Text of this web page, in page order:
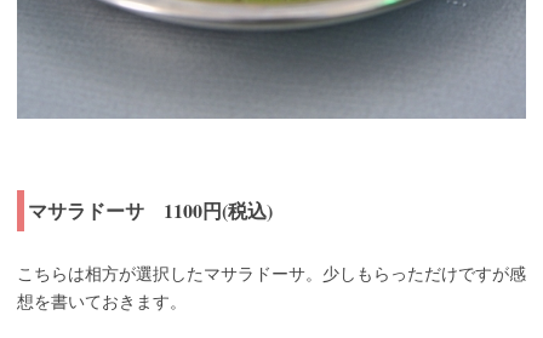
マサラドーサ 1100円(税込)
こちらは相方が選択したマサラドーサ。少しもらっただけですが感
想を書いておきます。